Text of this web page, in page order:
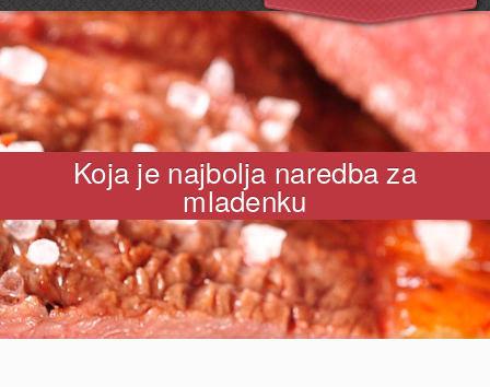
Koja je najbolja naredba za
mladenku